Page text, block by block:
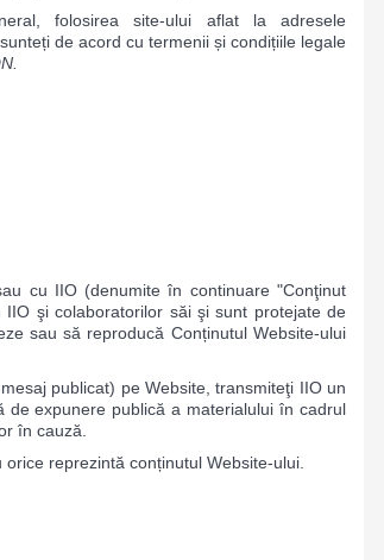
folosirea site-ului aflat la adresele
de acord cu termenii și condițiile legale
cu IIO (denumite în continuare "Conţinut
şi colaboratorilor săi şi sunt protejate de
sau să reproducă Conținutul Website-ului
publicat) pe Website, transmiteţi IIO un
expunere publică a materialului în cadrul
în cauză.
reprezintă conținutul Website-ului.